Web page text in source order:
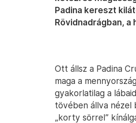
Padina kereszt
Rövidnadrágban,
Ott állsz a Padina
maga a
gyakorlatilag a
tövében állva nézel
„korty sörrel”